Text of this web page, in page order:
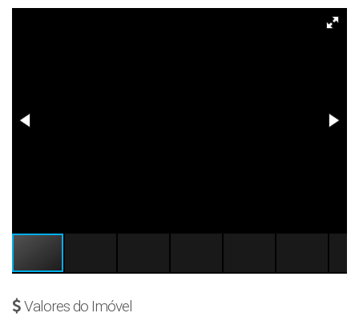
Valores do Imóvel